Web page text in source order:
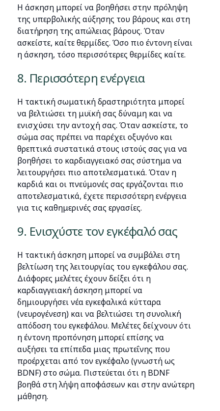
Η άσκηση μπορεί να βοηθήσει στην πρόληψη
της υπερβολικής αύξησης του βάρους και στη
διατήρηση της απώλειας βάρους. Όταν
ασκείστε, καίτε θερμίδες. Όσο πιο έντονη είναι
η άσκηση, τόσο περισσότερες θερμίδες καίτε.
8. Περισσότερη ενέργεια
Η τακτική σωματική δραστηριότητα μπορεί
να βελτιώσει τη μυϊκή σας δύναμη και να
ενισχύσει την αντοχή σας. Όταν ασκείστε, το
σώμα σας πρέπει να παρέχει οξυγόνο και
θρεπτικά συστατικά στους ιστούς σας για να
βοηθήσει το καρδιαγγειακό σας σύστημα να
λειτουργήσει πιο αποτελεσματικά. Όταν η
καρδιά και οι πνεύμονές σας εργάζονται πιο
αποτελεσματικά, έχετε περισσότερη ενέργεια
για τις καθημερινές σας εργασίες.
9. Ενισχύστε τον εγκέφαλό σας
Η τακτική άσκηση μπορεί να συμβάλει στη
βελτίωση της λειτουργίας του εγκεφάλου σας.
Διάφορες μελέτες έχουν δείξει ότι η
καρδιαγγειακή άσκηση μπορεί να
δημιουργήσει νέα εγκεφαλικά κύτταρα
(νευρογένεση) και να βελτιώσει τη συνολική
απόδοση του εγκεφάλου. Μελέτες δείχνουν ότι
η έντονη προπόνηση μπορεί επίσης να
αυξήσει τα επίπεδα μιας πρωτεΐνης που
προέρχεται από τον εγκέφαλο (γνωστή ως
BDNF) στο σώμα. Πιστεύεται ότι η ΒDNF
βοηθά στη λήψη αποφάσεων και στην ανώτερη
μάθηση.